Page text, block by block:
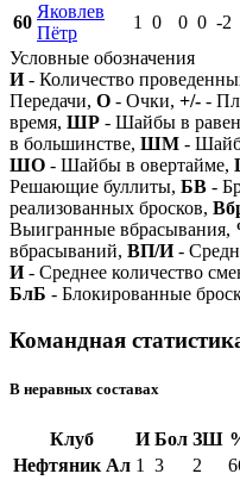
60
Яковлев
Пётр
1 0 0 0 -2
Условные обозначения
И- Количество
Передачи, О - Очки, +/- -
время, ШР - Шайбы в
в большинстве, ШМ -
ШО - Шайбы в овертайме,
Решающие буллиты, БВ -
реализованных бросков,
Выигранные вбрасывания,
вбрасываний, ВП/И-
И- Среднее количество
БлБ - Блокированные
Командная
В неравных составах
Клуб И Бол ЗШ
Нефтяник Ал 1 3 2